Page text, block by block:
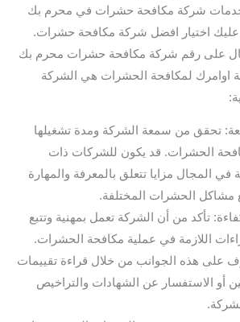
بخدمات شركة مكافحة حشرات في محرم بك
اختيار افضل شركة مكافحة حشرات.
على رقم شركة مكافحة حشرات محرم بك
اوامرك لمكافحة الحشرات هي الشركة
تحقق من سمعة الشركة ومدة تشغيلها
الحشرات. قد يكون للشركات ذات
في المجال مزايا تتعلق بالمعرفة والمهارة
مشاكل الحشرات المختلفة.
تأكد من أن الشركة تعمل بمهنية وتتبع
اللازمة في عملية مكافحة الحشرات.
على هذه الجوانب من خلال قراءة تقييمات
أو الاستفسار عن الشهادات والتراخيص